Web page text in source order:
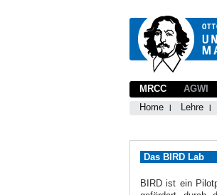
MRCC
AGWI
Home
Lehre
Das BIRD Lab
BIRD ist ein